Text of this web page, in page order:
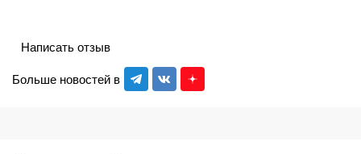
Больше новостей в
Написать отзыв